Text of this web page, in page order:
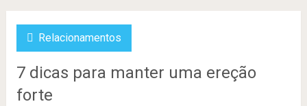
Relacionamentos
7 dicas para manter uma ereção
forte